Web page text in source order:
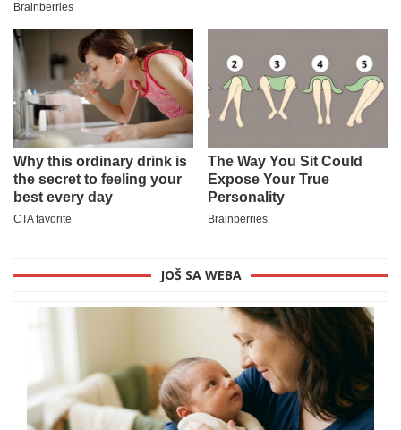
JOŠ SA WEBA